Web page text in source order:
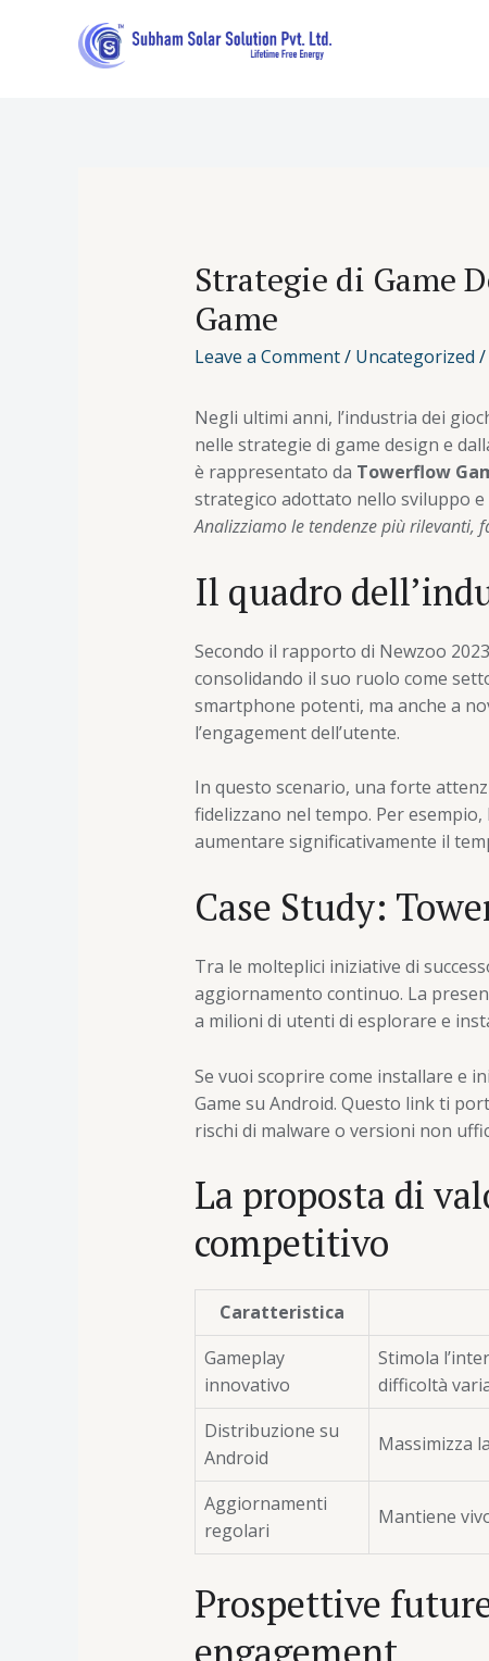
Strategie di Game
Game
Leave a Comment/ Uncategorized /
Negli ultimi anni, l’industria dei
nelle strategie di game design e
è rappresentato da Towerflow
strategico adottato nello sviluppo
Analizziamo le tendenze più
Il quadro
Secondo il rapporto di Newzoo
consolidando il suo ruolo come
smartphone potenti, ma anche a
l’engagement dell’utente.
In questo scenario, una forte
fidelizzano nel tempo. Per
aumentare significativamente il
Case Study:
Tra le molteplici iniziative di
aggiornamento continuo. La
a milioni di utenti di esplorare e
Se vuoi scoprire come installare e
Game su Android. Questo link ti
rischi di malware o versioni non
La proposta di
competitivo
Caratteristica
Gameplay
innovativo
Stimola
difficoltà
Distribuzione su
Android
Massimizza
Aggiornamenti
regolari
Mantiene
Prospettive